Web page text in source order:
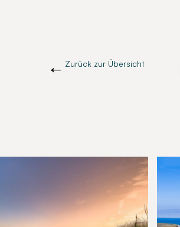
Zurück zur Übersicht